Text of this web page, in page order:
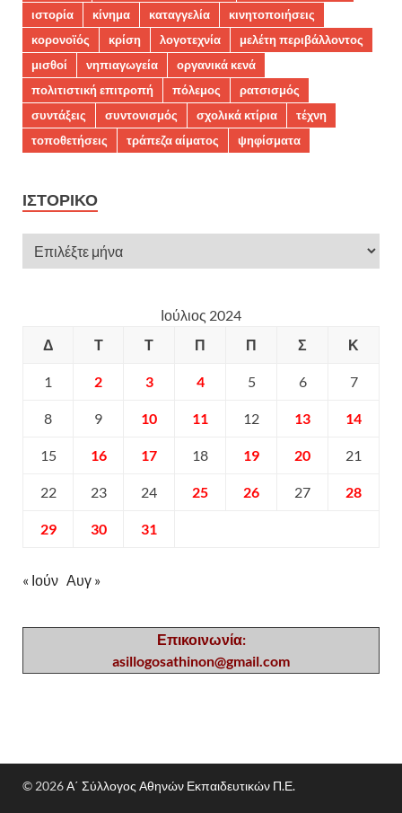
ιστορία
κίνημα καταγγελία
κινητοποιήσεις
κορονοϊός
κρίση λογοτεχνία
μελέτη περιβάλλοντος
μισθοί
νηπιαγωγεία
οργανικά κενά
πολιτιστική επιτροπή
πόλεμος
ρατσισμός
συντάξεις
συντονισμός σχολικά κτίρια
τέχνη
τοποθετήσεις
τράπεζα αίματος ψηφίσματα
ΙΣΤΟΡΙΚΌ
Ιούλιος 2024
Δ
Τ Τ Π Π Σ Κ
1 2 3 4 5 6 7
8 9 10 11 12 13 14
15 16 17 18 19 20 21
22 23 24 25 26 27 28
29 30 31
« Ιούν Αυγ »
Επικοινωνία:
asillogosathinon@gmail.com
© 2026Α΄ Σύλλογος Αθηνών Εκπαιδευτικών Π.Ε.